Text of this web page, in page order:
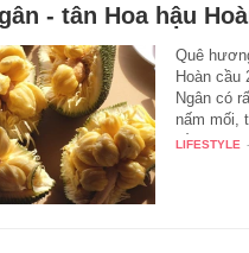
- tân Hoa hậu
Quê
Hoàn cầu
Ngân có
nấm mối,
tố…
LIFESTYLE -